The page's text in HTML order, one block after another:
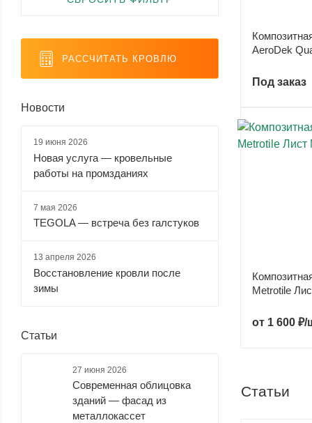
AeroDek
Под заказ
Metrotile
от 1 600 ₽/
Статьи
коричневый
(11
серый (4)
синий (8)
(12)
черный
РАССЧИТАТЬ КРОВЛЮ
Новости
19 июня 2026
Новая услуга — кровельные
работы на промзданиях
7 мая 2026
TEGOLA — встреча без галстуков
13 апреля 2026
Восстановление кровли после
зимы
Статьи
27 июня 2026
Современная облицовка
зданий — фасад из
металлокассет